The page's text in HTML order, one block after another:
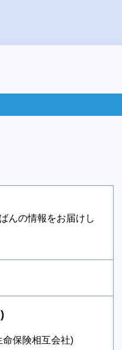
んの情報をお届けし
)
保険相互会社)